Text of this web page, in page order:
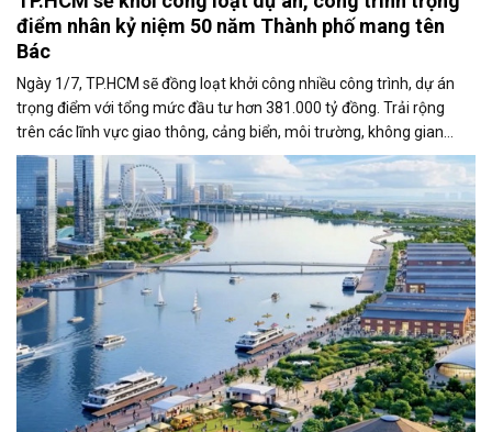
điểm nhân kỷ niệm 50 năm Thành phố mang tên
Bác
Ngày 1/7, TP.HCM sẽ đồng loạt khởi công nhiều công trình, dự án
trọng điểm với tổng mức đầu tư hơn 381.000 tỷ đồng. Trải rộng
trên các lĩnh vực giao thông, cảng biển, môi trường, không gian
công cộng và nhà ở xã hội, các dự án được kỳ vọng tạo động lực
tăng trưởng mới, mở rộng không gian phát triển và nâng cao năng
lực cạnh tranh của đô thị lớn nhất cả nước.